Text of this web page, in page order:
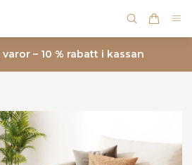
– 10 % rabatt i kassan